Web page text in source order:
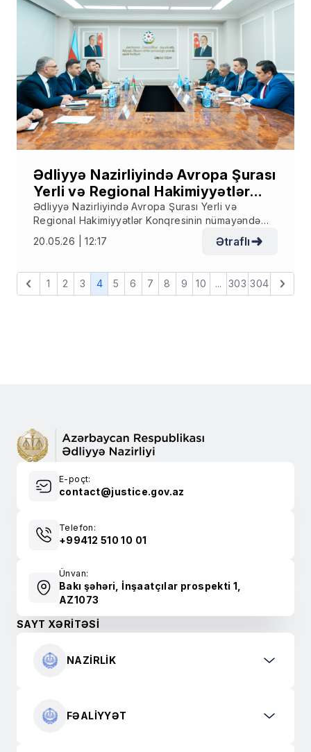
Ədliyyə Nazirliyində Avropa Şurası
Yerli və Regional Hakimiyyətlər
Konqresinin nümayəndə heyəti ilə
görüş keçirilib
Ədliyyə Nazirliyində Avropa Şurası Yerli və
Regional Hakimiyyətlər Konqresinin nümayəndə
heyəti ilə görüş keçirilib
20.05.26 | 12:17 Ətraflı
1 2 3 4 5 6 7 8 9 10 ... 303 304
E-poçt:
contact@justice.gov.az
Telefon:
+99412 510 10 01
Ünvan:
Bakı şəhəri, İnşaatçılar prospekti 1,
AZ1073
SAYT XƏRİTƏSİ
NAZIRLIK
FƏALIYYƏT